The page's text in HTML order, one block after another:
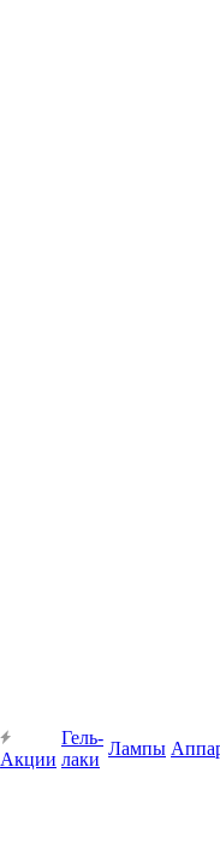
Акции
Гель-
лаки
Лампы